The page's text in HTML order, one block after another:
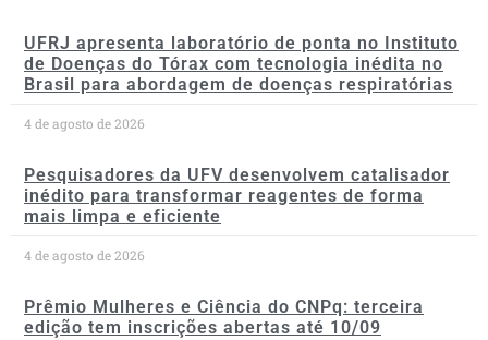
UFRJ apresenta laboratório de ponta no Instituto
de Doenças do Tórax com tecnologia inédita no
Brasil para abordagem de doenças respiratórias
4 de agosto de 2026
Pesquisadores da UFV desenvolvem catalisador
inédito para transformar reagentes de forma
mais limpa e eficiente
4 de agosto de 2026
Prêmio Mulheres e Ciência do CNPq: terceira
edição tem inscrições abertas até 10/09